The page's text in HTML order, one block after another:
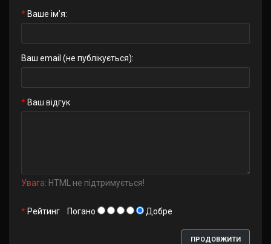
Ваше ім’я:
Ваш email (не публікується):
Ваш відгук
Увага: HTML не підтримується!
Рейтинг Погано Добре
ПРОДОВЖИТИ